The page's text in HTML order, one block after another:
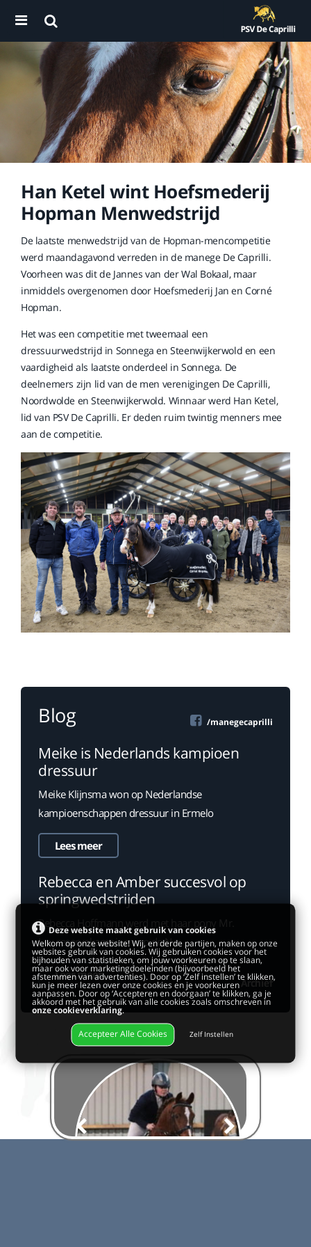
Han Ketel wint Hoefsmederij
Hopman Menwedstrijd
De laatste menwedstrijd van de Hopman-mencompetitie
werd maandagavond verreden in de manege De Caprilli.
Voorheen was dit de Jannes van der Wal Bokaal, maar
inmiddels overgenomen door Hoefsmederij Jan en Corné
Hopman.
Het was een competitie met tweemaal een
dressuurwedstrijd in Sonnega en Steenwijkerwold en een
vaardigheid als laatste onderdeel in Sonnega. De
deelnemers zijn lid van de men verenigingen De Caprilli,
Noordwolde en Steenwijkerwold. Winnaar werd Han Ketel,
lid van PSV De Caprilli. Er deden ruim twintig menners mee
aan de competitie.
Blog /manegecaprilli
Meike is Nederlands kampioen
dressuur
Meike Klijnsma won op Nederlandse
kampioenschappen dressuur in Ermelo
Lees meer
Rebecca en Amber succesvol op
springwedstrijden
Rebecca Hoffmann werd met haar pony Mr.
Lex reservekampioen op de N...
Lees meer
Archief
Deze website maakt gebruik van cookies
Welkom op onze website! Wij, en derde partijen, maken op onze
websites gebruik van cookies. Wij gebruiken cookies voor het
bijhouden van statistieken, om jouw voorkeuren op te slaan,
maar ook voor marketingdoeleinden (bijvoorbeeld het
afstemmen van advertenties). Door op ‘Zelf instellen’ te klikken,
kun je meer lezen over onze cookies en je voorkeuren
aanpassen. Door op ‘Accepteren en doorgaan’ te klikken, ga je
akkoord met het gebruik van alle cookies zoals omschreven in
onze cookieverklaring.
Accepteer Alle Cookies Zelf Instellen